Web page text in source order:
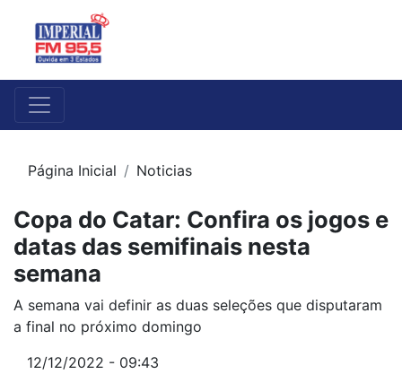
Página Inicial Noticias
Copa do Catar: Confira os jogos e
datas das semifinais nesta
semana
A semana vai definir as duas seleções que disputaram
a final no próximo domingo
12/12/2022 - 09:43